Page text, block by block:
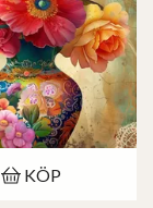
KÖP